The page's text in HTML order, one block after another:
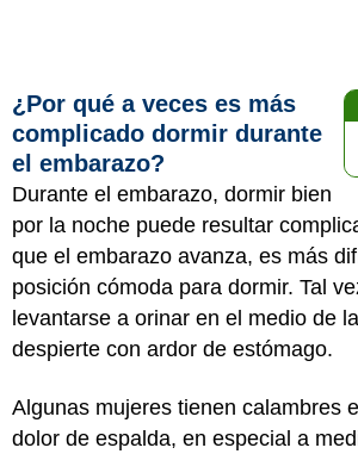
¿Por qué a veces es más
complicado dormir durante
el embarazo?
Durante el embarazo, dormir bien
por la noche puede resultar
que el embarazo avanza, es más
posición cómoda para dormir. Tal
levantarse a orinar en el medio de
despierte con ardor de estómago.
Algunas mujeres tienen calambres
dolor de espalda, en especial a